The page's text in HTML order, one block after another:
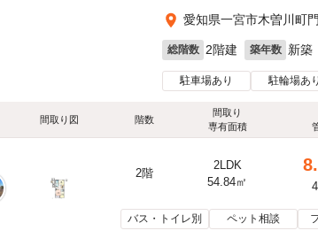
愛知県一宮市木曽川町
総階数 2階建 築年数 新築
駐車場あり 駐輪場あり
間取り図 階数
間取り
専有面積
2階
2LDK
54.84㎡
バス・トイレ別 ペット相談